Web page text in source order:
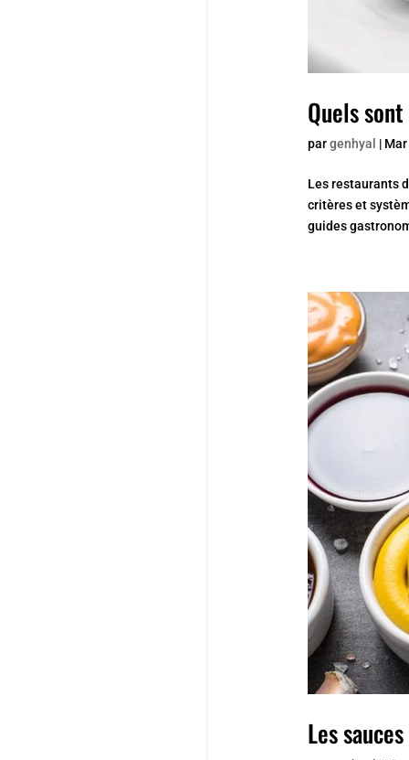
Quels
pargenhyal |
Les restaurants
critères et
guides
Les